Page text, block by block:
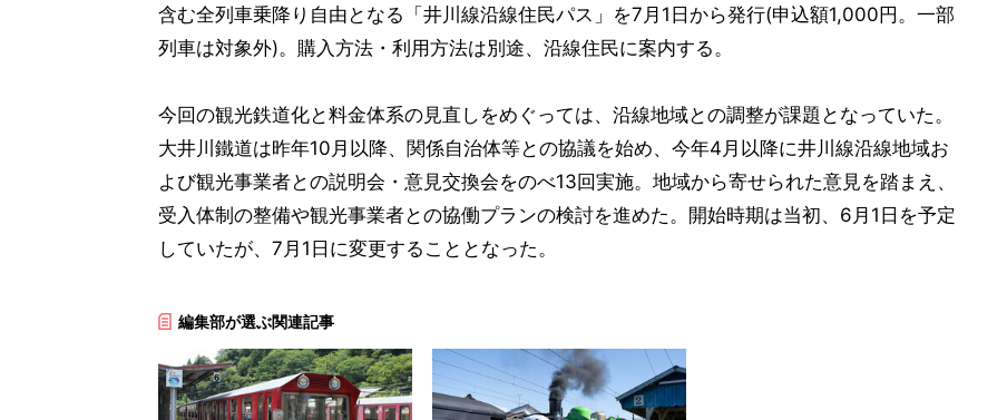
含む全列車乗降り自由となる「井川線沿線住民パス」を7月1日から発行(申込額1,000円。一部
列車は対象外)。購入方法・利用方法は別途、沿線住民に案内する。
今回の観光鉄道化と料金体系の見直しをめぐっては、沿線地域との調整が課題となっていた。
大井川鐵道は昨年10月以降、関係自治体等との協議を始め、今年4月以降に井川線沿線地域お
よび観光事業者との説明会・意見交換会をのべ13回実施。地域から寄せられた意見を踏まえ、
受入体制の整備や観光事業者との協働プランの検討を進めた。開始時期は当初、6月1日を予定
していたが、7月1日に変更することとなった。
編集部が選ぶ関連記事